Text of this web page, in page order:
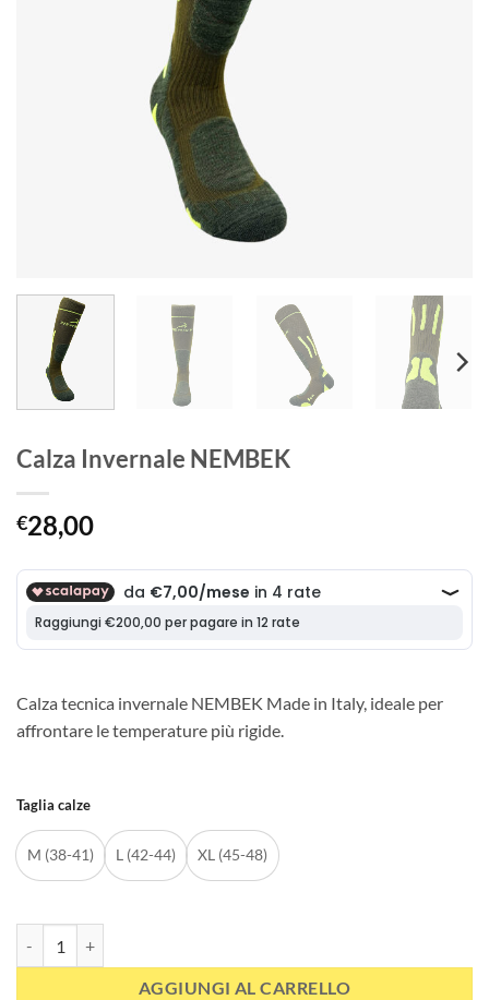
Calza Invernale NEMBEK
€28,00
Calza tecnica invernale NEMBEK Made in Italy, ideale per
affrontare le temperature più rigide.
Taglia calze
M (38-41) L (42-44) XL (45-48)
AGGIUNGI AL CARRELLO